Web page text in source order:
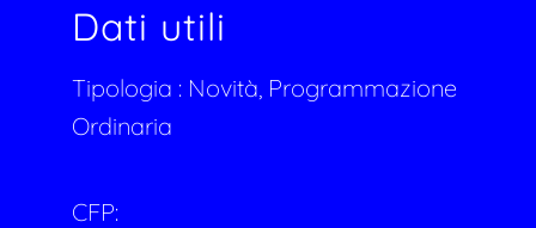
Dati utili
Tipologia : Novità, Programmazione
Ordinaria
CFP: